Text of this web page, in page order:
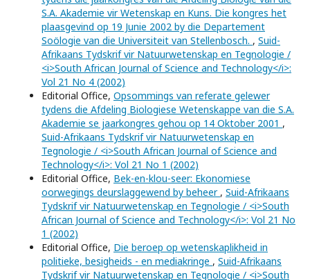
S.A. Akademie vir Wetenskap en Kuns. Die kongres het
plaasgevind op 19 Junie 2002 by die Departement
Soölogie van die Universiteit van Stellenbosch. , Suid-
Afrikaans Tydskrif vir Natuurwetenskap en Tegnologie /
<i>South African Journal of Science and Technology</i>:
Vol 21 No 4 (2002)
Editorial Office, Opsommings van referate gelewer
tydens die Afdeling Biologiese Wetenskappe van die S.A.
Akademie se jaarkongres gehou op 14 Oktober 2001 ,
Suid-Afrikaans Tydskrif vir Natuurwetenskap en
Tegnologie / <i>South African Journal of Science and
Technology</i>: Vol 21 No 1 (2002)
Editorial Office, Bek-en-klou-seer: Ekonomiese
oorwegings deurslaggewend by beheer , Suid-Afrikaans
Tydskrif vir Natuurwetenskap en Tegnologie / <i>South
African Journal of Science and Technology</i>: Vol 21 No
1 (2002)
Editorial Office, Die beroep op wetenskaplikheid in
politieke, besigheids - en mediakringe , Suid-Afrikaans
Tydskrif vir Natuurwetenskap en Tegnologie / <i>South